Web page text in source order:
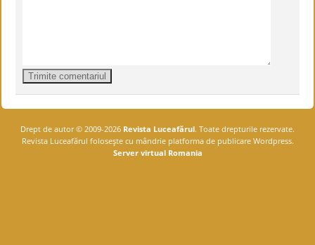
Drept de autor © 2009-2026 Revista Luceafărul. Toate drepturile rezervate.
Revista Luceafărul foloseşte cu mândrie platforma de publicare Wordpress.
Server virtual Romania